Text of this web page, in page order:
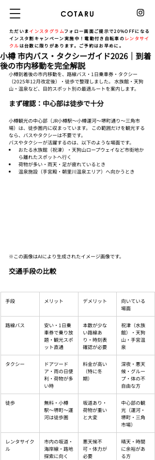
ただいま インスタグラムフォロー画面ご提示で20%OFFになる
インスタ割キャンペーン実施中！電動付き自転車の レンタサイ
クル は台数に限りがあります。ご予約はお早めに。
小樽 市内バス・タクシーガイド2026｜到着
後の市内移動を完全解説
小樽到着後の市内移動を、路線バス・1日乗車券・タクシー
（2025年12月改定後）・徒歩で整理しました。 水族館・天狗
山・温泉など、目的スポット別の最適ルートを案内します。
まず確認：中心部は徒歩で十分
小樽観光の中心部（JR小樽駅〜小樽運河〜堺町通り〜三角市
場）は、徒歩圏内に収まっています。 この範囲だけを観光する
なら、バスやタクシーは不要です。
バスやタクシーが活躍するのは、以下のような場面です。
おたる水族館（祝津）・天狗山ロープウェイなど市街地か
ら離れたスポットへ行く
荷物が多い・雨天・足が疲れているとき
温泉施設（手宮殿・朝里川温泉エリア）へ向かうとき
※この画像はAIにより生成されたイメージ画像です。
交通手段の比較
手段 メリット デメリット
向いている
場面
路線バス
安い・1日乗
車券で乗り放
題・観光スポ
ット直通
本数が少な
い路線あ
り・時刻表
確認が必要
祝津（水族
館）・天狗
山・手宮温
泉
タクシー
ドアツード
ア・雨の日便
利・荷物が多
い時
料金が高い
（特に冬
期）
深夜・悪天
候・グルー
プ・体の不
自由な方
徒歩
無料・小樽
駅〜堺町〜運
河は徒歩圏
坂道あり・
荷物が重い
と大変
中心部の観
光（運河・
堺町・三角
市場）
レンタサイク
ル
市内の坂道・
海岸線・路地
探索に向く
悪天候不
可・体力が
必要
晴天・時間
に余裕があ
る方